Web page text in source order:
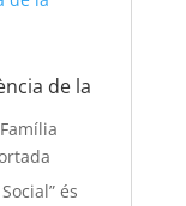
de la
Família
és